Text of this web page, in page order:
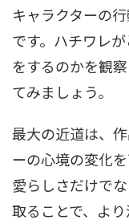
キャラクターの
です。ハチワレ
をするのかを観
てみましょう。
最大の近道は、
ーの心境の変化
愛らしさだけで
取ることで、よ